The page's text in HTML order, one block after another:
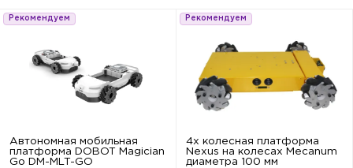
Рекомендуем
Автономная мобильная
платформа DOBOT Magician
Go DM-MLT-GO
Рекомендуем
4х колесная платформа
Nexus на колесах Mecanum
диаметра 100 мм